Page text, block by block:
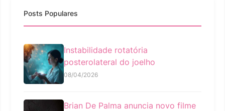
Posts Populares
Instabilidade rotatória
posterolateral do joelho
08/04/2026
Brian De Palma anuncia novo filme